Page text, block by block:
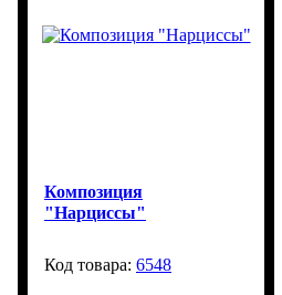
Композиция
"Нарциссы"
6548